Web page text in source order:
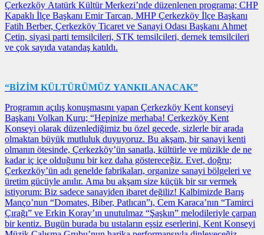
Çerkezköy Atatürk Kültür Merkezi’nde düzenlenen programa; CHP
Kapaklı İlçe Başkanı Emir Tarcan, MHP Çerkezköy İlçe Başkanı
Fatih Berber, Çerkezköy Ticaret ve Sanayi Odası Başkanı Ahmet
Çetin, siyasi parti temsilcileri, STK temsilcileri, dernek temsilcileri
ve çok sayıda vatandaş katıldı.
“BİZİM KÜLTÜRÜMÜZ YANKILANACAK”
Programın açılış konuşmasını yapan Çerkezköy Kent konseyi
Başkanı Volkan Kuru; “Hepinize merhaba! Çerkezköy Kent
Konseyi olarak düzenlediğimiz bu özel gecede, sizlerle bir arada
olmaktan büyük mutluluk duyuyoruz. Bu akşam, bir sanayi kenti
olmanın ötesinde, Çerkezköy’ün sanatla, kültürle ve müzikle de ne
kadar iç içe olduğunu bir kez daha göstereceğiz. Evet, doğru;
Çerkezköy’ün adı genelde fabrikaları, organize sanayi bölgeleri ve
üretim gücüyle anılır. Ama bu akşam size küçük bir sır vermek
istiyorum: Biz sadece sanayiden ibaret değiliz! Kalbimizde Barış
Manço’nun “Domates, Biber, Patlıcan”ı, Cem Karaca’nın “Tamirci
Çırağı” ve Erkin Koray’ın unutulmaz “Şaşkın” melodileriyle çarpan
bir kentiz. Bugün burada bu ustaların eşsiz eserlerini, Kent Konseyi